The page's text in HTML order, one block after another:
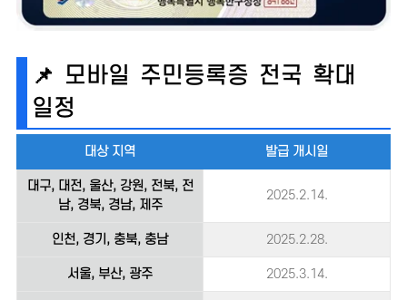
📌 모바일 주민등록증 전국 확대
일정
대상 지역 발급 개시일
대구, 대전, 울산, 강원, 전북, 전
남, 경북, 경남, 제주
2025.2.14.
인천, 경기, 충북, 충남 2025.2.28.
서울, 부산, 광주 2025.3.14.